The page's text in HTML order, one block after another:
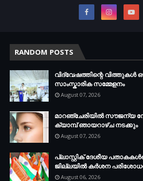
RANDOM POSTS
വിദ്വേഷത്തിന്റെ വിത്തുകൾ
സാംസ്കാരിക സമ്മേളനം
August 07, 2026
മാറഞ്ചേരിയിൽ സൗജന്യ
ക്യാമ്പ് ഞായറാഴ്ച നടക്കും
August 07, 2026
പ്ലാസ്റ്റിക് ദേശീയ
ജില്ലയില്‍ കര്‍ശന
August 06, 2026